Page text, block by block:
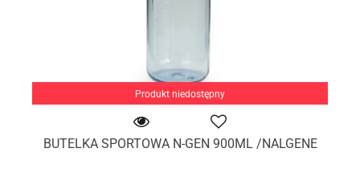
Produkt niedostępny
BUTELKA SPORTOWA N-GEN 900ML /NALGENE